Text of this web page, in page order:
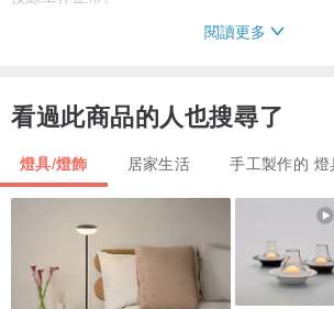
閱讀更多
看過此商品的人也搜尋了
燈具/燈飾 居家生活 手工製作的 燈